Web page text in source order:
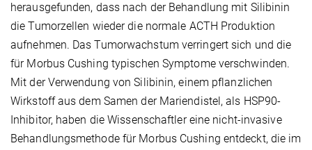
herausgefunden, dass nach der Behandlung mit Silibinin
die Tumorzellen wieder die normale ACTH Produktion
aufnehmen. Das Tumorwachstum verringert sich und die
für Morbus Cushing typischen Symptome verschwinden.
Mit der Verwendung von Silibinin, einem pflanzlichen
Wirkstoff aus dem Samen der Mariendistel, als HSP90-
Inhibitor, haben die Wissenschaftler eine nicht-invasive
Behandlungsmethode für Morbus Cushing entdeckt, die im